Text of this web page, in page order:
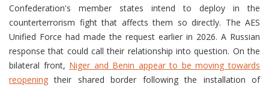
Confederation's member states intend to deploy in the
counterterrorism fight that affects them so directly. The AES
Unified Force had made the request earlier in 2026. A Russian
response that could call their relationship into question. On the
bilateral front, Niger and Benin appear to be moving towards
reopening their shared border following the installation of